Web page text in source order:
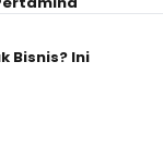
Bisnis? Ini